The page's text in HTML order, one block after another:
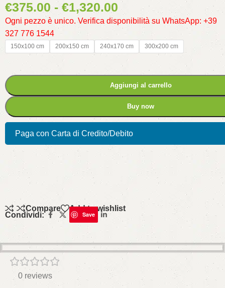
€375.00 - €1,320.00
Ogni pezzo è unico. Verifica disponibilità su WhatsApp: +39
327 776 1544
150x100 cm 200x150 cm 240x170 cm 300x200 cm
Aggiungi al carrello
Buy now
Paga con Carta di Credito/Debito
Compare Add to wishlist
Condividi: Save
0 reviews